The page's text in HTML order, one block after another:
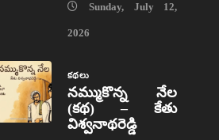
Sunday, July 12,
2026
కథలు
నమ్ముకొన్న నేల
(కథ) – కేతు
విశ్వనాథరెడ్డి